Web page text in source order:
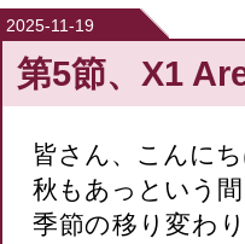
2025-11-19
第5節、X1
皆さん、こんに
秋もあっという
季節の移り変わ